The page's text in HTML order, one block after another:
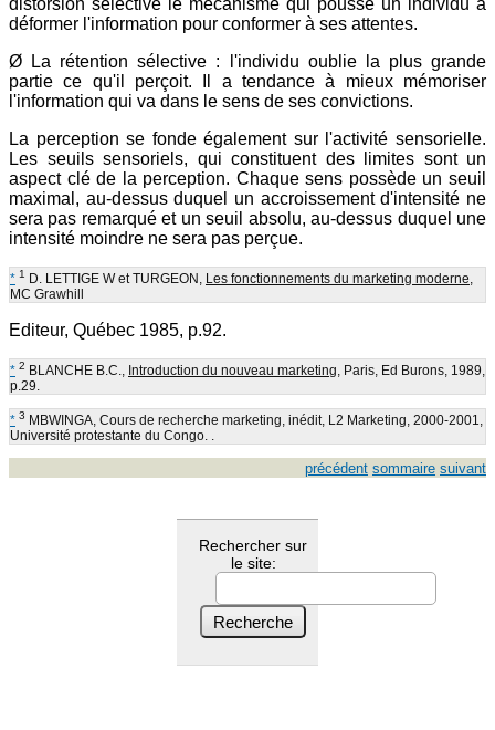
distorsion sélective le mécanisme qui pousse un individu à
déformer l'information pour conformer à ses attentes.
Ø La rétention sélective : l'individu oublie la plus grande
partie ce qu'il perçoit. Il a tendance à mieux mémoriser
l'information qui va dans le sens de ses convictions.
La perception se fonde également sur l'activité sensorielle.
Les seuils sensoriels, qui constituent des limites sont un
aspect clé de la perception. Chaque sens possède un seuil
maximal, au-dessus duquel un accroissement d'intensité ne
sera pas remarqué et un seuil absolu, au-dessus duquel une
intensité moindre ne sera pas perçue.
* 1 D. LETTIGE W et TURGEON, Les fonctionnements du marketing moderne,
MC Grawhill
Editeur, Québec 1985, p.92.
* 2 BLANCHE B.C., Introduction du nouveau marketing, Paris, Ed Burons, 1989,
p.29.
* 3 MBWINGA, Cours de recherche marketing, inédit, L2 Marketing, 2000-2001,
Université protestante du Congo. .
précédent sommaire suivant
Rechercher sur
le site: